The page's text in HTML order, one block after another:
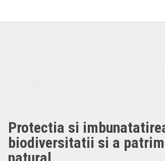
Protectia si
biodiversitatii si a